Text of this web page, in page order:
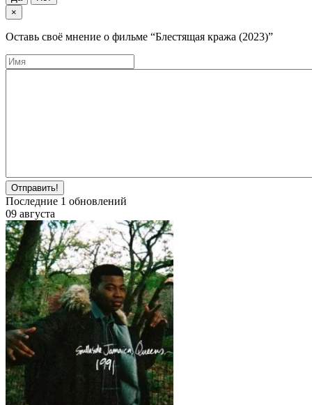
×
Оставь своё мнение о фильме “Блестящая кража (2023)”
Отправить!
Последние 1 обновлений
09 августа